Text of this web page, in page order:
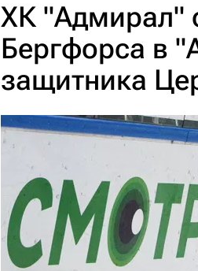
ХК "Адмирал"
Бергфорса в
защитника